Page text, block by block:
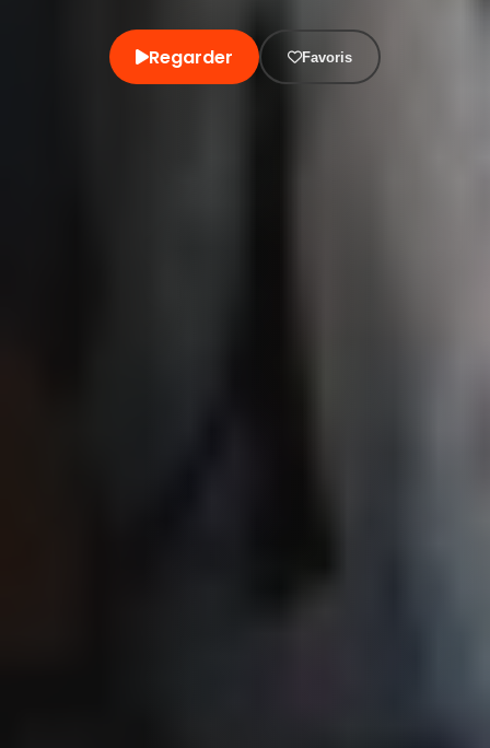
Regarder Favoris